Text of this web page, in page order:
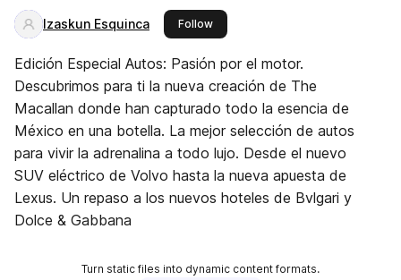
Izaskun Esquinca Followthis publisher
Edición Especial Autos: Pasión por el motor.
Descubrimos para ti la nueva creación de The
Macallan donde han capturado todo la esencia de
México en una botella. La mejor selección de autos
para vivir la adrenalina a todo lujo. Desde el nuevo
SUV eléctrico de Volvo hasta la nueva apuesta de
Lexus. Un repaso a los nuevos hoteles de Bvlgari y
Dolce & Gabbana
Turn static files into dynamic content formats.